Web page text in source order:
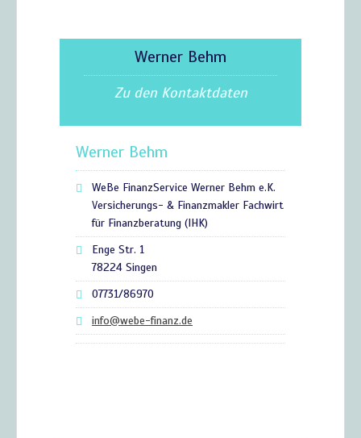
Werner Behm
Zu den Kontaktdaten
Werner Behm
WeBe FinanzService Werner Behm e.K.
Versicherungs- & Finanzmakler Fachwirt
für Finanzberatung (IHK)
Enge Str. 1
78224 Singen
07731/86970
info@webe-finanz.de